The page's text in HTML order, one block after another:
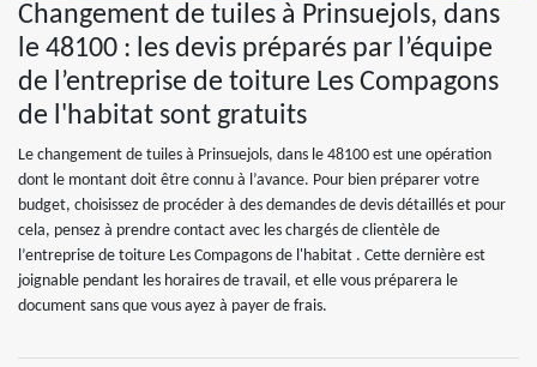
Changement de tuiles à Prinsuejols, dans
le 48100 : les devis préparés par l’équipe
de l’entreprise de toiture Les Compagons
de l'habitat sont gratuits
Le changement de tuiles à Prinsuejols, dans le 48100 est une opération
dont le montant doit être connu à l’avance. Pour bien préparer votre
budget, choisissez de procéder à des demandes de devis détaillés et pour
cela, pensez à prendre contact avec les chargés de clientèle de
l’entreprise de toiture Les Compagons de l'habitat . Cette dernière est
joignable pendant les horaires de travail, et elle vous préparera le
document sans que vous ayez à payer de frais.